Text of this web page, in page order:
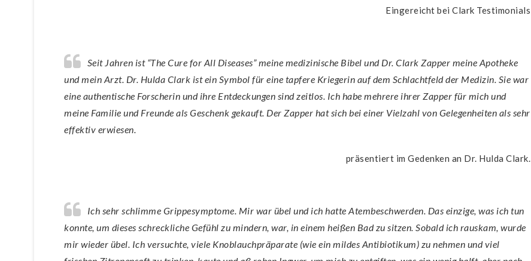
Eingereicht bei Clark Testimonials
Seit Jahren ist “The Cure for All Diseases” meine medizinische Bibel und Dr. Clark Zapper meine Apotheke
und mein Arzt. Dr. Hulda Clark ist ein Symbol für eine tapfere Kriegerin auf dem Schlachtfeld der Medizin. Sie war
eine authentische Forscherin und ihre Entdeckungen sind zeitlos. Ich habe mehrere ihrer Zapper für mich und
meine Familie und Freunde als Geschenk gekauft. Der Zapper hat sich bei einer Vielzahl von Gelegenheiten als sehr
effektiv erwiesen.
präsentiert im Gedenken an Dr. Hulda Clark.
Ich sehr schlimme Grippesymptome. Mir war übel und ich hatte Atembeschwerden. Das einzige, was ich tun
konnte, um dieses schreckliche Gefühl zu mindern, war, in einem heißen Bad zu sitzen. Sobald ich rauskam, wurde
mir wieder übel. Ich versuchte, viele Knoblauchpräparate (wie ein mildes Antibiotikum) zu nehmen und viel